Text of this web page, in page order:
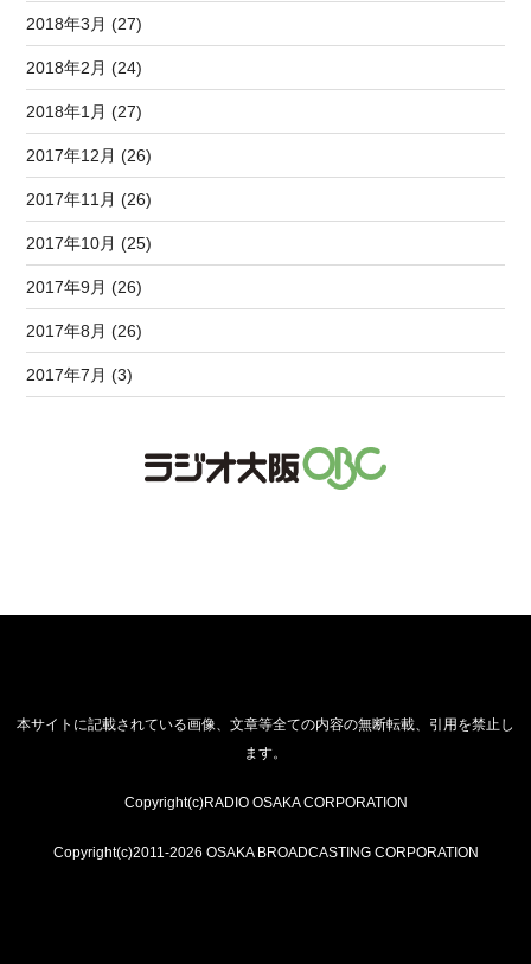
2018年3月 (27)
2018年2月 (24)
2018年1月 (27)
2017年12月 (26)
2017年11月 (26)
2017年10月 (25)
2017年9月 (26)
2017年8月 (26)
2017年7月 (3)
本サイトに記載されている画像、文章等全ての内容の無断転載、引用を禁止し
ます。
Copyright(c)RADIO OSAKA CORPORATION
Copyright(c)2011-2026 OSAKA BROADCASTING CORPORATION